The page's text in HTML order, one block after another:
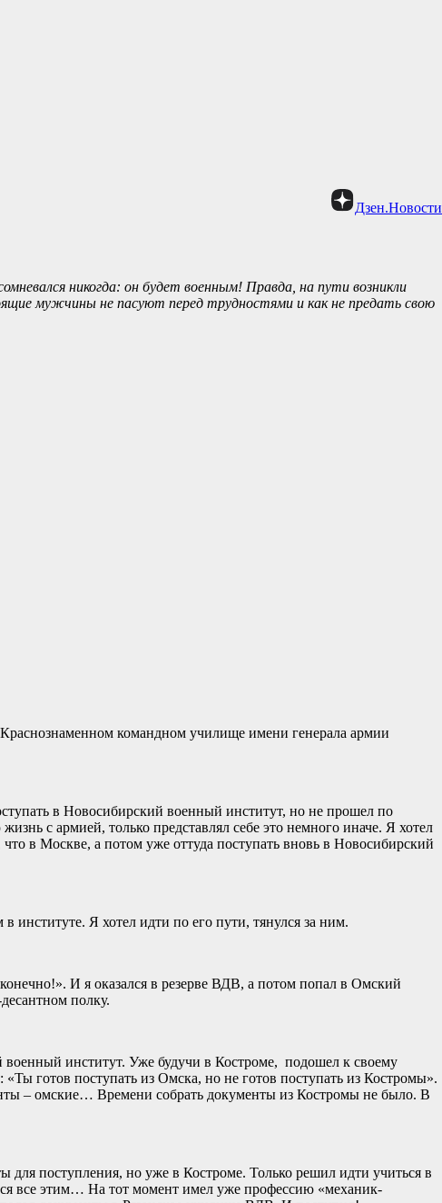
Дзен.Новости
никогда: он будет военным! Правда, на пути возникли
мужчины не пасуют перед трудностями и как не предать свою
командном училище имени генерала армии
в Новосибирский военный институт, но не прошел по
с армией, только представлял себе это немного иначе. Я хотел
в Москве, а потом уже оттуда поступать вновь в Новосибирский
институте. Я хотел идти по его пути, тянулся за ним.
И я оказался в резерве ВДВ, а потом попал в Омский
полку.
институт. Уже будучи в Костроме, подошел к своему
готов поступать из Омска, но не готов поступать из Костромы».
– омские… Времени собрать документы из Костромы не было. В
для поступления, но уже в Костроме. Только решил идти учиться в
все этим… На тот момент имел уже профессию «механик-